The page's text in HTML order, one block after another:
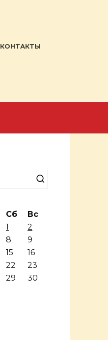
КОНТАКТЫ
Сб
Вс
1
2
8
9
15
16
22
23
29
30